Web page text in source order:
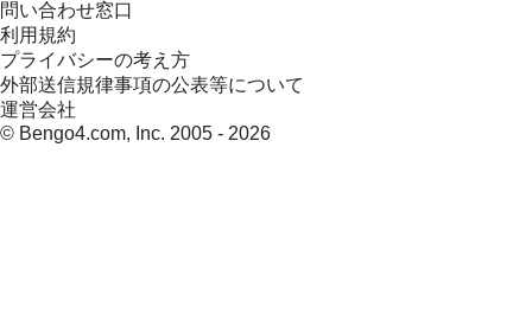
問い合わせ窓口
利用規約
プライバシーの考え方
外部送信規律事項の公表等について
運営会社
© Bengo4.com, Inc. 2005 - 2026